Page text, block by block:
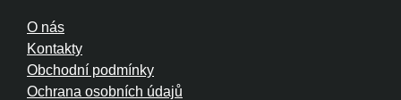
O nás
Kontakty
Obchodní podmínky
Ochrana osobních údajů